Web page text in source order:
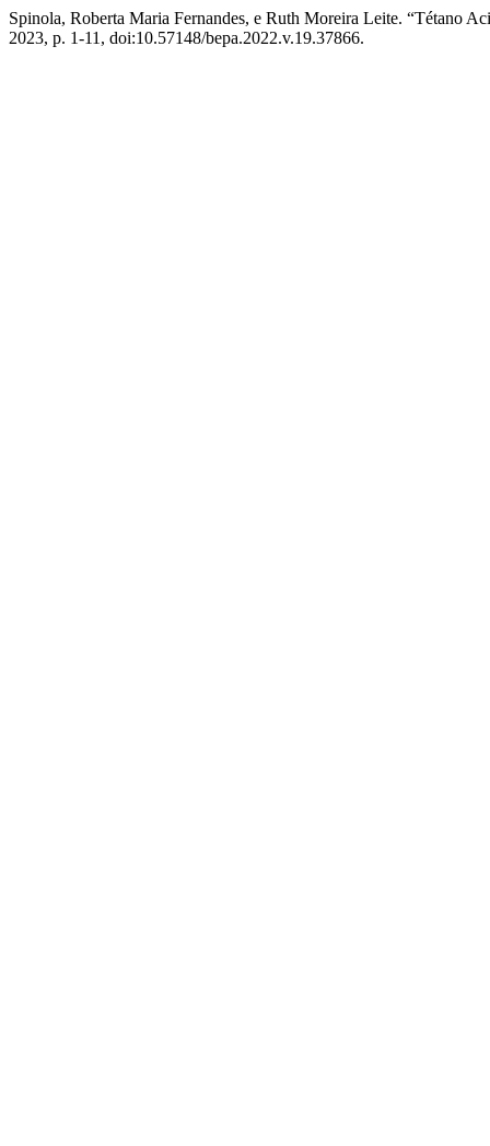
Spinola, Roberta Maria Fernandes, e Ruth Moreira Leite. “Tétano
2023, p. 1-11, doi:10.57148/bepa.2022.v.19.37866.